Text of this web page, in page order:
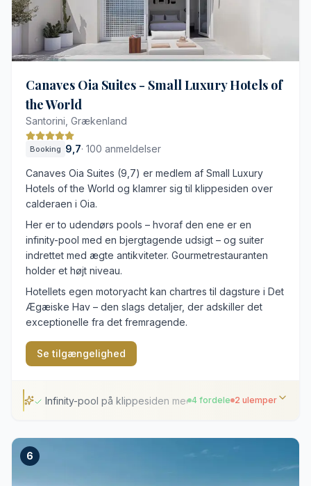
Mange stejle trapper på området
Få spisemuligheder i gåafstand
Canaves Oia Suites - Small Luxury Hotels of
the World
Santorini, Grækenland
Booking 9,7· 100 anmeldelser
Canaves Oia Suites (9,7) er medlem af Small Luxury
Hotels of the World og klamrer sig til klippesiden over
calderaen i Oia.
Her er to udendørs pools – hvoraf den ene er en
infinity-pool med en bjergtagende udsigt – og suiter
indrettet med ægte antikviteter. Gourmetrestauranten
holder et højt niveau.
Hotellets egen motoryacht kan chartres til dagsture i Det
Ægæiske Hav – den slags detaljer, der adskiller det
exceptionelle fra det fremragende.
Se tilgængelighed
Infinity-pool på klippesiden med udsigt over Calderaen
4 fordele 2 ulemper
Infinity-pool på klippesiden med udsigt over Calderaen
Privat motoryacht til sejlads i Det Ægæiske Hav
6